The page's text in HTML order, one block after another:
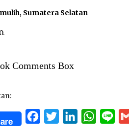
Sumatera Selatan
Comments Box
FacebookTwitterLinkedIn